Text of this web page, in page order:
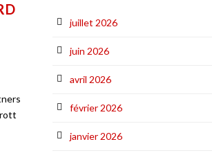
juillet 2026
juin 2026
avril 2026
février 2026
janvier 2026